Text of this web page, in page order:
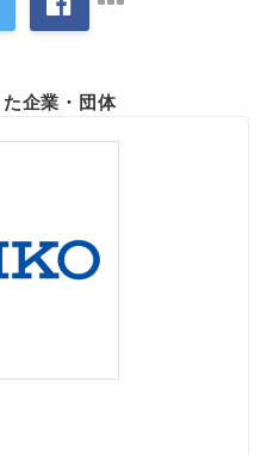
企業・団体